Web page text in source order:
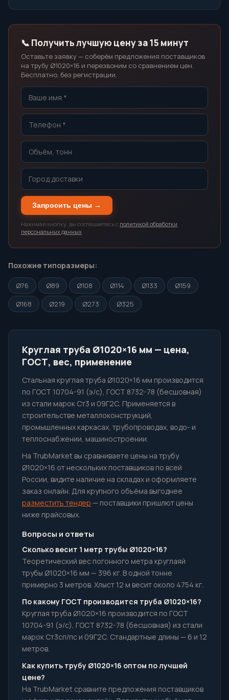
📞 Получить лучшую цену за 15 минут
Оставьте заявку — соберём предложения поставщиков
на трубу Ø1020×16 и перезвоним со сравнением цен.
Бесплатно, без регистрации.
Запросить цены →
Нажимая кнопку, вы соглашаетесь с политикой обработки
персональных данных.
Похожие типоразмеры:
Ø76 Ø89 Ø108 Ø114 Ø133
Ø159
Ø168
Ø219 Ø273 Ø325
Круглая труба Ø1020×16 мм — цена,
ГОСТ, вес, применение
Стальная круглая труба Ø1020×16 мм производится
по ГОСТ 10704-91 (э/с), ГОСТ 8732-78 (бесшовная)
из стали марок Ст3 и 09Г2С. Применяется в
строительстве металлоконструкций,
промышленных каркасах, трубопроводах, водо- и
теплоснабжении, машиностроении.
На TrubMarket вы сравниваете цены на трубу
Ø1020×16 от нескольких поставщиков по всей
России, видите наличие на складах и оформляете
заказ онлайн. Для крупного объёма выгоднее
разместить тендер — поставщики пришлют цены
ниже прайсовых.
Вопросы и ответы
Сколько весит 1 метр трубы Ø1020×16?
Теоретический вес погонного метра круглаяй
трубы Ø1020×16 мм — 396 кг. В одной тонне
примерно 3 метров. Хлыст 12 м весит около 4754 кг.
По какому ГОСТ производится труба Ø1020×16?
Круглая труба Ø1020×16 производится по ГОСТ
10704-91 (э/с), ГОСТ 8732-78 (бесшовная) из стали
марок Ст3сп/пс и 09Г2С. Стандартные длины — 6 и 12
метров.
Как купить трубу Ø1020×16 оптом по лучшей
цене?
На TrubMarket сравните предложения поставщиков